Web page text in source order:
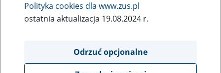
Rodzaj wydarzenia
Szkolenia
Obszar merytoryczny
obsługa klientów
Polityka cookies dla www.zus.pl
ostatnia aktualizacja 19.08.2024 r.
Odrzuć opcjonalne